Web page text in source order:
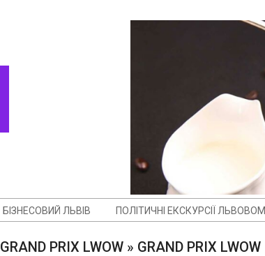
БІЗНЕСОВИЙ ЛЬВІВ ПОЛІТИЧНІ ЕКСКУРСІЇ ЛЬВОВОМ
GRAND PRIX LWOW » GRAND PRIX LWOW